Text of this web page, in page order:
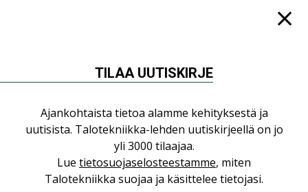
NIMITYKSET
KATSO KAIKKI
TILAA UUTISKIRJE
Ajankohtaista tietoa alamme kehityksestä ja
uutisista. Talotekniikka-lehden uutiskirjeellä on jo
yli 3000 tilaajaa.
Lue tietosuojaselosteestamme, miten
Talotekniikka suojaa ja käsittelee tietojasi.